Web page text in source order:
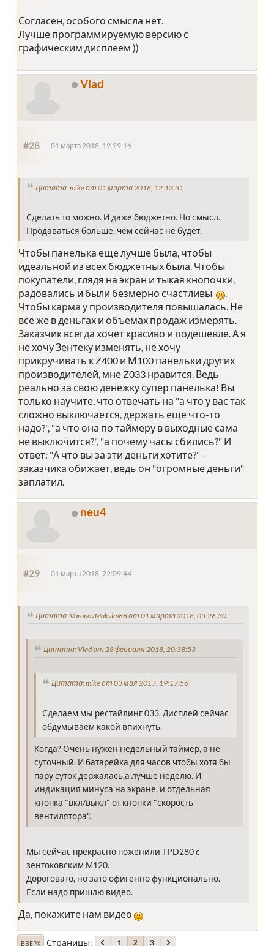
Согласен, особого смысла нет.
Лучше программируемую версию с
графическим дисплеем ))
Vlad
#28 01 марта 2018, 19:29:16
Цитата: mike от 01 марта 2018, 12:13:31
Сделать то можно. И даже бюджетно. Но смысл.
Продаваться больше, чем сейчас не будет.
Чтобы панелька еще лучше была, чтобы
идеальной из всех бюджетных была. Чтобы
покупатели, глядя на экран и тыкая кнопочки,
радовались и были безмерно счастливы
.
Чтобы карма у производителя повышалась. Не
всё же в деньгах и объемах продаж измерять.
Заказчик всегда хочет красиво и подешевле. А я
не хочу Зентеку изменять, не хочу
прикручивать к Z400 и М100 панельки других
производителей, мне Z033 нравится. Ведь
реально за свою денежку супер панелька! Вы
только научите, что отвечать на "а что у вас так
сложно выключается, держать еще что-то
надо?", "а что она по таймеру в выходные сама
не выключится?", "а почему часы сбились?" И
ответ: "А что вы за эти деньги хотите?" -
заказчика обижает, ведь он "огромные деньги"
заплатил.
neu4
#29 01 марта 2018, 22:09:44
Цитата: VoronovMaksim88 от 01 марта 2018, 05:26:30
Цитата: Vlad от 28 февраля 2018, 20:38:53
Цитата: mike от 03 мая 2017, 19:17:56
Сделаем мы рестайлинг 033. Дисплей сейчас
обдумываем какой впихнуть.
Когда? Очень нужен недельный таймер, а не
суточный. И батарейка для часов чтобы хотя бы
пару суток держалась,а лучше неделю. И
индикация минуса на экране, и отдельная
кнопка "вкл/выкл" от кнопки "скорость
вентилятора".
Мы сейчас прекрасно поженили TPD280 c
зентоковским М120.
Дороговато, но зато офигенно функционально.
Если надо пришлю видео.
Да, покажите нам видео
ВВЕРХ Страницы 1 2 3